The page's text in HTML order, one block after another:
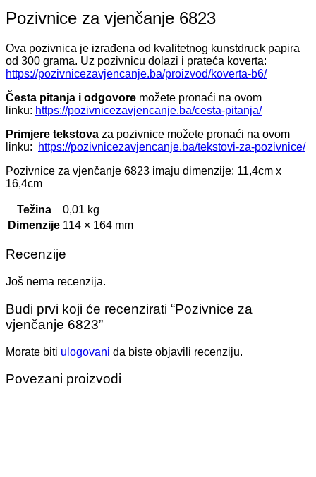
Pozivnice za vjenčanje 6823
Ova pozivnica je izrađena od kvalitetnog kunstdruck papira
od 300 grama. Uz pozivnicu dolazi i prateća koverta:
https://pozivnicezavjencanje.ba/proizvod/koverta-b6/
Česta pitanja i odgovore možete pronaći na ovom
linku: https://pozivnicezavjencanje.ba/cesta-pitanja/
Primjere tekstova za pozivnice možete pronaći na ovom
linku:
https://pozivnicezavjencanje.ba/tekstovi-za-pozivnice/
Pozivnice za vjenčanje 6823 imaju dimenzije: 11,4cm x
16,4cm
Težina
0,01 kg
Dimenzije 114 × 164 mm
Recenzije
Još nema recenzija.
Budi prvi koji će recenzirati “Pozivnice za
vjenčanje 6823”
Morate biti ulogovani da biste objavili recenziju.
Povezani proizvodi